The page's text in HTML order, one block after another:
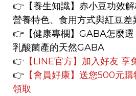
👉 【養生知識】 赤小豆功效
營養特色、食用方式與紅豆差
👉【健康專欄】 GABA怎麼
乳酸菌產的天然GABA
👉 【LINE官方】 加入好友 享
👉 【會員好康】 送您500元購
領取